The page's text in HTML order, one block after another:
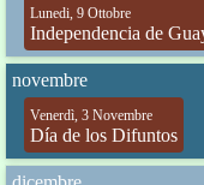
Lunedi, 9 Ottobre
Independencia de
novembre
Venerdì, 3 Novembre
Día de los Difuntos